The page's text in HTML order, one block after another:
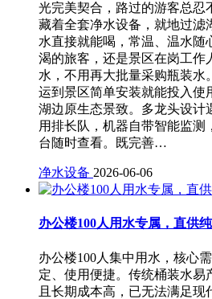
光完美契合，路过的游客总忍
藏着全套净水设备，就地过滤
水直接就能喝，常温、温水随
渴的旅客，还是景区在岗工作
水，不用再大批量采购瓶装水
运到景区简单安装就能投入使
湖边原生态景致。多龙头设计
用排长队，机器自带智能监测
台随时查看。既完善…
净水设备 2026-06-06
办公楼100人用水专属，直供
办公楼100人集中用水，核心
定、使用便捷。传统桶装水易
且长期成本高，已无法满足